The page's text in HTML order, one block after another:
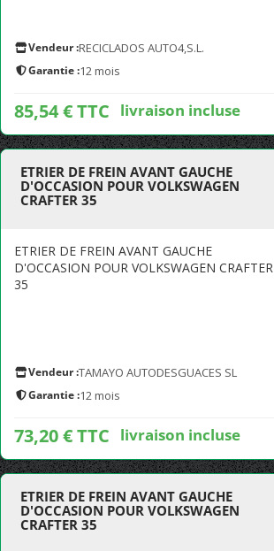
Vendeur :RECICLADOS AUTO4,S.L.
Garantie :12 mois
85,54 € TTC livraison incluse
ETRIER DE FREIN AVANT GAUCHE
D'OCCASION POUR VOLKSWAGEN
CRAFTER 35
ETRIER DE FREIN AVANT GAUCHE
D'OCCASION POUR VOLKSWAGEN CRAFTER
35
Vendeur :TAMAYO AUTODESGUACES SL
Garantie :12 mois
73,20 € TTC livraison incluse
ETRIER DE FREIN AVANT GAUCHE
D'OCCASION POUR VOLKSWAGEN
CRAFTER 35